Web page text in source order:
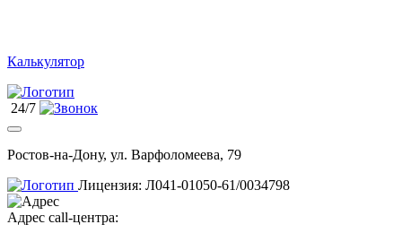
Калькулятор
24/7
Ростов-на-Дону, ул. Варфоломеева, 79
Лицензия: Л041-01050-61/0034798
Адрес call-центра: